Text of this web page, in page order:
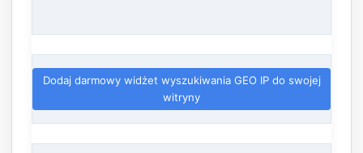
Dodaj darmowy widżet wyszukiwania GEO IP do swojej
witryny